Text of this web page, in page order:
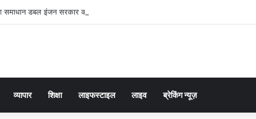
डबल इंजन सरकार की सर्वोच्च प्राथमिकता केशव प्रसाद मौर्या
व्यापार शिक्षा लाइफस्टाइल लाइव ब्रेकिंग न्यूज़